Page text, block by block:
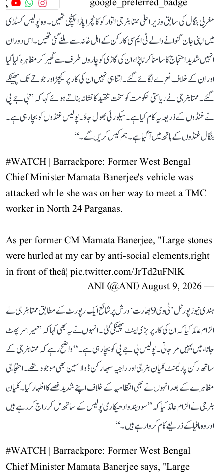
مغربی بنگال کی سابق وزیر اعلیٰ ممتا بنرجی اتوار کو کانچرا پاڑا پہنچی تھیں۔ وہ پولیس کسٹڈی
میں اپنی جان گنوانے والے ٹی ایم سی کارکن کے اہل خانہ سے ملنے گئی تھیں۔ اس دوران
انہیں شدید احتجاج کا سامنا کرنا پڑا، ان کی گاڑی کو چاروں طرف سے گھیر کر مظاہرہ کیا گیا
اور ان کے خلاف نعرے لگائے گئے۔ اتنا ہی نہیں ان کی کار پر کیچڑ اور جوتے تک پھینکے
گئے۔ ممتا بنرجی نے ریاستی حکومت کو سخت تنقید کا نشانہ بناتے ہوئے کہا کہ ’’بی جے پی
نے غنڈوں کے ذریعہ یہ کام کیا ہے۔ سیکورٹی بھول جاؤ۔ پولیس غنڈوں کو بچا رہی ہے۔
بنگال غنڈوں کے ہاتھ میں آ گیا ہے۔ ہم کیس کریں گے۔‘‘
#WATCH | Barrackpore: Former West Bengal
Chief Minister Mamata Banerjee's vehicle was
attacked while she was on her way to meet a TMC
worker in North 24 Parganas.
As per former CM Mamata Banerjee, "Large stones
were hurled at my car by anti-social elements,right
in front of theâ¦ pic.twitter.com/JrTd2uFNlK
— ANI (@ANI)
August 9, 2026
ہندی نیوز پورٹل ’ٹی وی 9 بھارت‘ ورش پر شائع ایک رپورٹ کے مطابق ممتا بنرجی نے
الزام عائد کیا کہ ان کی کار پر بڑی اینٹ پھینکی گئی۔ انہوں نے یہ بھی کہا کہ ’’میرا سر پھٹ
جاتا، میں یہیں مر جاتی۔ پولیس بی جے پی کو بچا رہی ہے۔‘‘ واضح رہے کہ ممتا بنرجی کے
ساتھ رکن پارلیمنٹ کلیان بنرجی اور راجیہ سبھا رکن ڈولا سین بھی موجود تھے۔ احتجاجی
مظاہرے کے بعد انہوں نے بھی انتظامیہ کے خلاف اپنے شدید غصے کا اظہار کیا۔ کلیان
بنرجی نے الزام عائد کیا کہ ’’سوویندو ادھیکاری پولیس کے ساتھ مل کر راج کر رہے ہیں
اور وہ مافیا کے ذریعے کام کروا رہے ہیں۔‘‘
#WATCH | Barrackpore: Former West Bengal
Chief Minister Mamata Banerjee says, "Large